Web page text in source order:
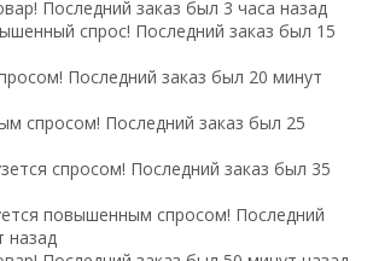
Последний заказ был 3 часа назад
спрос! Последний заказ был 15
Последний заказ был 20 минут
спросом! Последний заказ был 25
спросом! Последний заказ был 35
повышенным спросом! Последний
назад